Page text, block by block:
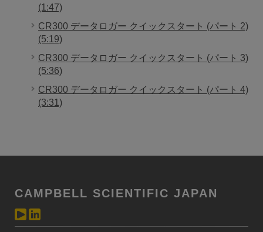
(1:47)
CR300 データロガー クイックスタート (パート 2)
(5:19)
CR300 データロガー クイックスタート (パート 3)
(5:36)
CR300 データロガー クイックスタート (パート 4)
(3:31)
CAMPBELL SCIENTIFIC JAPAN